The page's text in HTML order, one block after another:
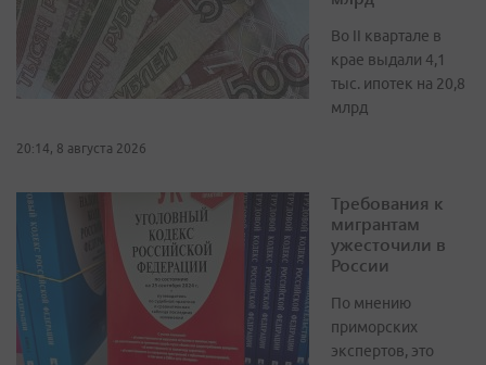
Во II квартале в
крае выдали 4,1
тыс. ипотек на 20,8
млрд
20:14, 8 августа 2026
Требования к
мигрантам
ужесточили в
России
По мнению
приморских
экспертов, это